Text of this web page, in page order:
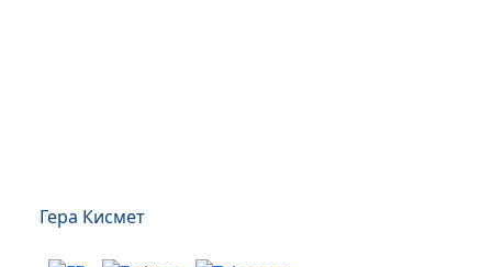
Гера Кисмет